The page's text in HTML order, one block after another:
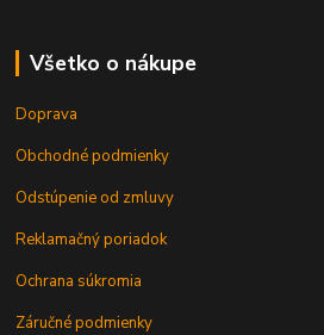
Všetko o nákupe
Doprava
Obchodné podmienky
Odstúpenie od zmluvy
Reklamačný poriadok
Ochrana súkromia
Záručné podmienky